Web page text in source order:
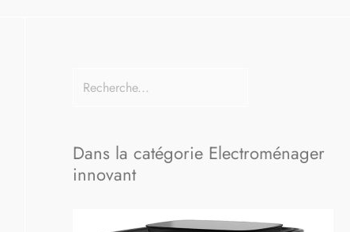
Dans la catégorie Electroménager
innovant